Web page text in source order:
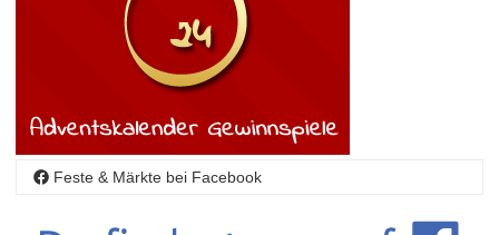
Feste & Märkte bei Facebook